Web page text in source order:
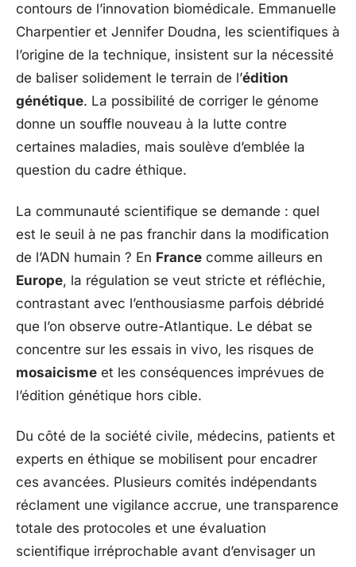
contours de l’innovation biomédicale. Emmanuelle
Charpentier et Jennifer Doudna, les scientifiques à
l’origine de la technique, insistent sur la nécessité
de baliser solidement le terrain de l’édition
génétique. La possibilité de corriger le génome
donne un souffle nouveau à la lutte contre
certaines maladies, mais soulève d’emblée la
question du cadre éthique.
La communauté scientifique se demande : quel
est le seuil à ne pas franchir dans la modification
de l’ADN humain ? En France comme ailleurs en
Europe, la régulation se veut stricte et réfléchie,
contrastant avec l’enthousiasme parfois débridé
que l’on observe outre-Atlantique. Le débat se
concentre sur les essais in vivo, les risques de
mosaicisme et les conséquences imprévues de
l’édition génétique hors cible.
Du côté de la société civile, médecins, patients et
experts en éthique se mobilisent pour encadrer
ces avancées. Plusieurs comités indépendants
réclament une vigilance accrue, une transparence
totale des protocoles et une évaluation
scientifique irréprochable avant d’envisager un